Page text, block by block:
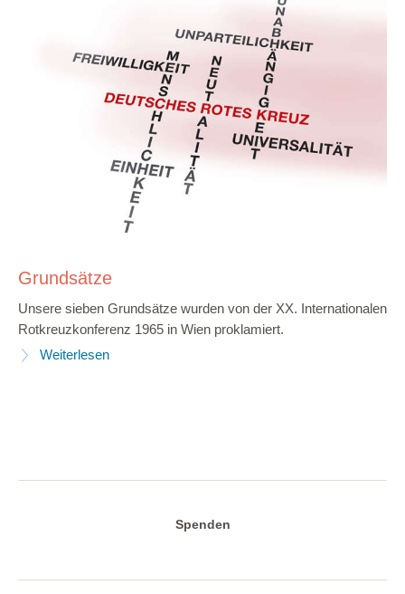
Grundsätze
Unsere sieben Grundsätze wurden von der XX. Internationalen
Rotkreuzkonferenz 1965 in Wien proklamiert.
Weiterlesen
Spenden